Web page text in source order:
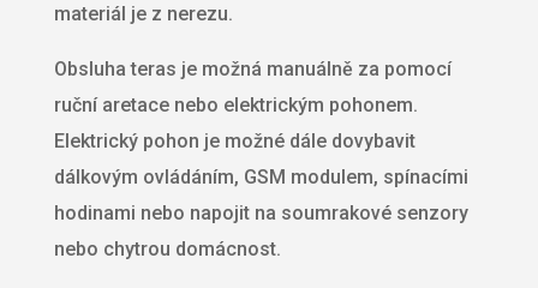
materiál je z nerezu.
Obsluha teras je možná manuálně za pomocí
ruční aretace nebo elektrickým pohonem.
Elektrický pohon je možné dále dovybavit
dálkovým ovládáním, GSM modulem, spínacími
hodinami nebo napojit na soumrakové senzory
nebo chytrou domácnost.